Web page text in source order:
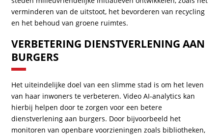
verminderen van de uitstoot, het bevorderen van recycling
en het behoud van groene ruimtes.
VERBETERING DIENSTVERLENING AAN
BURGERS
Het uiteindelijke doel van een slimme stad is om het leven
van haar inwoners te verbeteren. Video AI-analytics kan
hierbij helpen door te zorgen voor een betere
dienstverlening aan burgers. Door bijvoorbeeld het
monitoren van openbare voorzieningen zoals bibliotheken,